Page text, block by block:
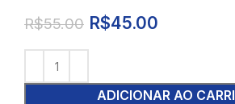
R$55.00 R$45.00
ADICIONAR AO